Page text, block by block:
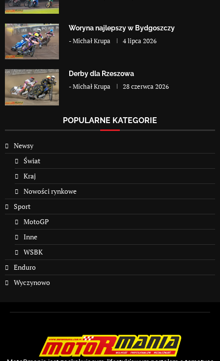
Woryna najlepszy w Bydgoszczy
-Michał Krupa 4 lipca 2026
Derby dla Rzeszowa
-Michał Krupa 28 czerwca 2026
POPULARNE KATEGORIE
Newsy
Świat
Kraj
Nowości rynkowe
Sport
MotoGP
Inne
WSBK
Enduro
Wyczynowo